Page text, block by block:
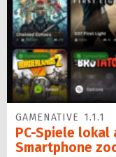
GAMENATIVE 1.1.1
PC-Spiele lokal
Smartphone